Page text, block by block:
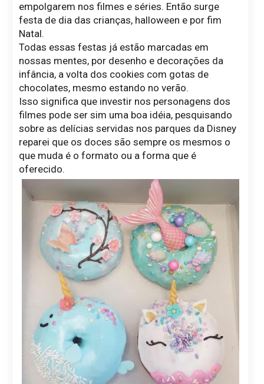
empolgarem nos filmes e séries. Então surge
festa de dia das crianças, halloween e por fim
Natal.
Todas essas festas já estão marcadas em
nossas mentes, por desenho e decorações da
infância, a volta dos cookies com gotas de
chocolates, mesmo estando no verão.
Isso significa que investir nos personagens dos
filmes pode ser sim uma boa idéia, pesquisando
sobre as delícias servidas nos parques da Disney
reparei que os doces são sempre os mesmos o
que muda é o formato ou a forma que é
oferecido.